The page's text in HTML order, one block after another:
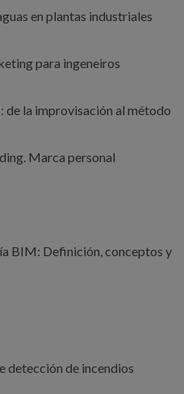
en plantas industriales
para ingeneiros
de la improvisación al método
Marca personal
BIM: Definición, conceptos y
detección de incendios